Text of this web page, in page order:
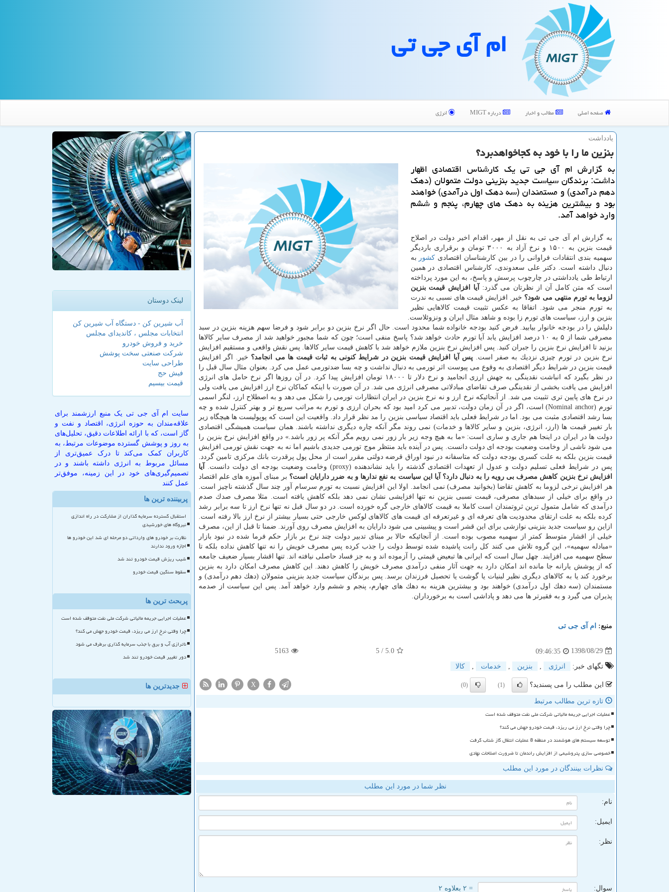
ام آی جی تی
صفحه اصلی مطالب و اخبار درباره MIGT انرژی
یادداشت
بنزین ما را با خود به كجاخواهدبرد؟
به گزارش ام آی جی تی یك كارشناس اقتصادی اظهار
داشت: برندگان سیاست جدید بنزینی دولت متمولان (دهك
دهم درآمدی) و مستمندان (سه دهك اول درآمدی) خواهند
بود و بیشترین هزینه به دهك های چهارم، پنجم و ششم
وارد خواهد آمد.
به گزارش ام آی جی تی به نقل از مهر، اقدام اخیر دولت در اصلاح
قیمت بنزین به ۱۵۰۰ و نرخ آزاد به ۳۰۰۰ تومان و برقراری باردیگر
سهمیه بندی انتقادات فراوانی را در بین كارشناسان اقتصادی كشور به
دنبال داشته است. دكتر علی سعدوندی، كارشناس اقتصادی در همین
ارتباط طی یادداشتی در چارچوب پرسش و پاسخ، به این مورد پرداخته
است كه متن كامل آن از نظرتان می گذرد:
آیا افزایش قیمت بنزین
لزوما به تورم منتهی می شود؟ خیر. افزایش قیمت های نسبی به ندرت
به تورم منجر می شود. اتفاقا به عكس تثبیت قیمت كالاهایی نظیر
بنزین و ارز، سیاست های تورم زا بوده و شاهد مثال ایران و ونزوئلاست.
دلیلش را در بودجه خانوار بیابید. فرض كنید بودجه خانواده شما محدود است. حال اگر نرخ بنزین دو برابر شود و فرضا سهم هزینه بنزین در سبد
مصرفی شما از ۵ به ۱۰ درصد افزایش یابد آیا تورم حادث خواهد شد؟ پاسخ منفی است؛ چون كه شما مجبور خواهید شد از مصرف سایر كالاها
بزنید تا افزایش نرخ بنزین را جبران كنید. پس افزایش نرخ بنزین ملازم خواهد شد با كاهش قیمت سایر كالاها. پس نقش واقعی و مستقیم افزایش
نرخ بنزین در تورم چیزی نزدیك به صفر است. پس آیا افزایش قیمت بنزین در شرایط كنونی به ثبات قیمت ها می انجامد؟ خیر. اگر افزایش
قیمت بنزین در شرایط دیگر اقتصادی به وقوع می پیوست اثر تورمی به دنبال نداشت و چه بسا ضدتورمی عمل می كرد. بعنوان مثال سال قبل را
در نظر بگیرد كه انباشت نقدینگی به جهش ارزی انجامید و نرخ دلار تا ۱۸۰۰۰ تومان افزایش پیدا كرد. در آن روزها اگر نرخ حامل های انرژی
افزایش می یافت بخشی از نقدینگی صرف تقاضای مبادلاتی مصرفی انرژی می شد. در آن صورت با اینكه كماكان نرخ ارز افزایش می یافت ولی
در نرخ های پایین تری تثبیت می شد. از آنجائیكه نرخ ارز و نه نرخ بنزین در ایران انتظارات تورمی را شكل می دهد و به اصطلاح ارز، لنگر اسمی
تورم (Nominal anchor) است، اگر در آن زمان دولت، تدبیر می كرد امید بود كه بحران ارزی و تورم به مراتب سریع تر و بهتر كنترل شده و چه
بسا رشد اقتصادی مثبت می بود. اما در شرایط فعلی باید اقتصاد سیاسی بنزین را مد نظر قرار داد. واقعیت این است كه پوپولیست ها هیچگاه زیر
بار تغییر قیمت ها (ارز، انرژی، بنزین و سایر كالاها و خدمات) نمی روند مگر آنكه چاره دیگری نداشته باشند. همان سیاست همیشگی اقتصادی
دولت ها در ایران در اینجا هم جاری و ساری است: «ما به هیچ وجه زیر بار زور نمی رویم مگر آنكه پر زور باشد.» در واقع افزایش نرخ بنزین را
می شود ناشی از وخامت وضعیت بودجه ای دولت دانست. پس در آینده باید منتظر موج تورمی جدیدی باشیم اما نه به جهت نقش تورمی افزایش
قیمت بنزین بلكه به علت كسری بودجه دولت كه متاسفانه در نبود اوراق قرضه دولتی مقرر است از محل پول پرقدرت بانك مركزی تامین گردد.
پس در شرایط فعلی تسلیم دولت و عدول از تعهدات اقتصادی گذشته را باید نشاندهنده (proxy) وخامت وضعیت بودجه ای دولت دانست.
آیا
افزایش نرخ بنزین كاهش مصرف بی رویه را به دنبال دارد؟ آیا این سیاست به نفع ندارها و به ضرر دارایان است؟ بر مبنای آموزه های علم اقتصاد
هر افزایش نرخی لزوما به كاهش تقاضا (بخوانید مصرف) نمی انجامد. اولا این افزایش نسبت به تورم سرسام آور چند سال گذشته ناچیز است.
در واقع برای خیلی از سبدهای مصرفی، قیمت نسبی بنزین نه تنها افزایشی نشان نمی دهد بلكه كاهش یافته است. مثلا مصرف صدك صدم
درآمدی كه شامل متمول ترین ثروتمندان است كاملا به قیمت كالاهای خارجی گره خورده است. در دو سال قبل نه تنها نرخ ارز تا سه برابر رشد
كرده بلكه به علت ارتقای محدودیت های تعرفه ای و غیرتعرفه ای قیمت های كالاهای لوكس خارجی حتی بسیار بیشتر از نرخ ارز بالا رفته است.
ازاین رو سیاست جدید بنزینی نوازشی برای این قشر است و پیشبینی می شود دارایان به افزایش مصرف روی آورند. ضمنا تا قبل از این، مصرف
خیلی از اقشار متوسط كمتر از سهمیه مصوب بوده است. از آنجائیكه حالا بر مبنای تدبیر دولت چند نرخ بر بازار حكم فرما شده در نبود بازار
«مبادله سهمیه»، این گروه تلاش می كنند كل رانت پاشیده شده توسط دولت را جذب كرده پس مصرف خویش را نه تنها كاهش نداده بلكه تا
سطح سهمیه می افزایند. چهل سال است كه ایرانی ها تبعیض قیمتی را آزموده اند و به جز فساد حاصلی نیافته اند. تنها اقشار بسیار ضعیف جامعه
كه از پوشش یارانه جا مانده اند امكان دارد به جهت آثار منفی درآمدی مصرف خویش را كاهش دهند. این كاهش مصرف امكان دارد به بنزین
برخورد كند یا به كالاهای دیگری نظیر لبنیات یا گوشت یا تحصیل فرزندان برسد. پس برندگان سیاست جدید بنزینی متمولان (دهك دهم درآمدی) و
مستمندان (سه دهك اول درآمدی) خواهند بود و بیشترین هزینه به دهك های چهارم، پنجم و ششم وارد خواهد آمد. پس این سیاست از صدمه
پذیران می گیرد و به فقیرتر ها می دهد و پاداشی است به برخورداران.
منبع: ام آی جی تی
1398/08/29
09:46:35
5.0
/ 5
5163
تگهای خبر: انرژی بنزین خدمات كالا
این مطلب را می پسندید؟ (1)
(0)
X
تازه ترین مطالب مرتبط
عملیات اجرایی جریمه مالیاتی شرکت ملی نفت متوقف شده است
چرا وقتی نرخ ارز می ریزد، قیمت خودرو جهش می کند؟
توسعه سیستم های هوشمند در منطقه 8 عملیات انتقال گاز شتاب گرفت
خصوصی سازی پتروشیمی از افزایش راندمان تا ضرورت اصلاحات نهادی
نظرات بینندگان در مورد این مطلب
نظر شما در مورد این مطلب
نام:
ایمیل:
نظر:
سوال: = ۲ بعلاوه ۲
لینک دوستان
آب شیرین کن - دستگاه آب شیرین کن
انتخابات مجلس ، کاندیدای مجلس
خرید و فروش خودرو
شرکت صنعتی سخت پوشش
طراحی سایت
فیش حج
قیمت بیسیم
سایت ام آی جی تی یک منبع ارزشمند برای
علاقه‌مندان به حوزه انرژی، اقتصاد و نفت و
گاز است، که با ارائه اطلاعات دقیق، تحلیل‌های
به روز و پوشش گسترده موضوعات مرتبط، به
کاربران کمک می‌کند تا درک عمیق‌تری از
مسائل مربوط به انرژی داشته باشند و در
تصمیم‌گیری‌های خود در این زمینه، موفق‌تر
عمل کنند
پربیننده ترین ها
استقبال گسترده سرمایه گذاران از مشارکت در راه اندازی
نیروگاه های خورشیدی
نظارت بر خودرو های وارداتی دو مرحله ای شد این خودرو ها
اجازه ورود ندارند
شیب ریزش قیمت خودرو تند شد
سقوط سنگین قیمت خودرو
پربحث ترین ها
عملیات اجرایی جریمه مالیاتی شرکت ملی نفت متوقف شده است
چرا وقتی نرخ ارز می ریزد، قیمت خودرو جهش می کند؟
ناترازی آب و برق با جذب سرمایه گذاری برطرف می شود
دور تغییر قیمت خودرو تند شد
جدیدترین ها